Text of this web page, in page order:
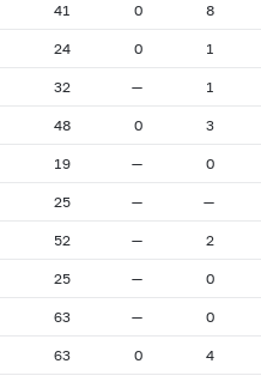
41 0 8
24 0 1
32 — 1
48 0 3
19 — 0
25 — —
52 — 2
25 — 0
63 — 0
63 0 4